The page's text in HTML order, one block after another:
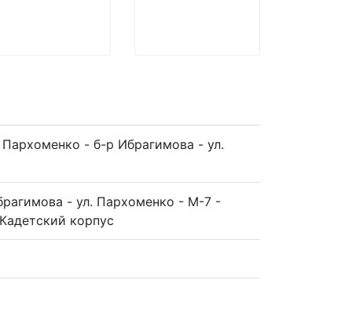
- б-р Ибрагимова - ул.
- ул. Пархоменко - М-7 -
корпус